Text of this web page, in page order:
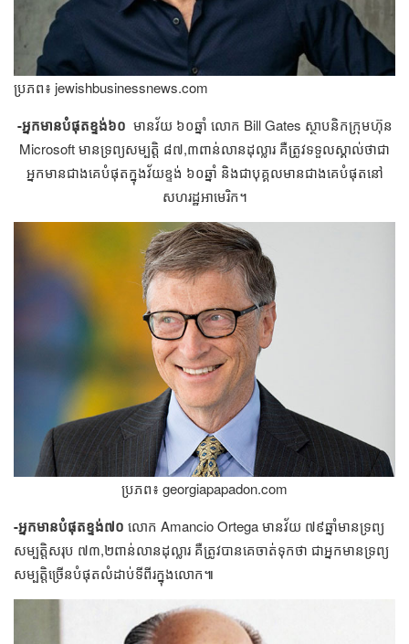
ប្រភព៖ jewishbusinessnews.com
​​​​​​-អ្នក​មាន​​បំផុត​ខ្ទង់​​៦០​ ​ ​មាន​វ័យ​ ៦០​ឆ្នាំ​​ លោក​ Bill Gates ​​ស្ថាបនិក​ក្រុមហ៊ុន​
Microsoft ​មាន​​ទ្រព្យ​សម្បត្តិ​​​ ៨៧,៣​ពាន់​លាន​ដុល្លារ​​​ គឺ​ត្រូវ​ទទួល​ស្គាល់​ថា​ជា​
អ្នក​មាន​ជាង​គេ​បំផុត​ក្នុង​វ័យ​ខ្ទង់​ ៦០​ឆ្នាំ​ និង​ជា​បុគ្គល​មាន​ជាង​គេ​បំផុត​នៅ​
សហរដ្ឋ​អាមេរិក។
ប្រភព៖​ georgiapapadon.com
​​​​​-អ្នក​មាន​​បំផុត​ខ្ទង់​​៧០​ លោក​ Amancio Ortega មាន​វ័យ​ ៧៩​ឆ្នាំ​​មាន​ទ្រព្យ​
សម្បត្តិ​សរុប​ ​៧៣,២​ពាន់​លាន​ដុល្លារ​ គឺ​ត្រូវ​បាន​​គេ​ចាត់​ទុក​ថា​ ជា​អ្នក​មាន​​ទ្រព្យ​
សម្បត្តិ​ច្រើន​បំផុត​លំដាប់​ទី​ពីរ​ក្នុង​លោក៕